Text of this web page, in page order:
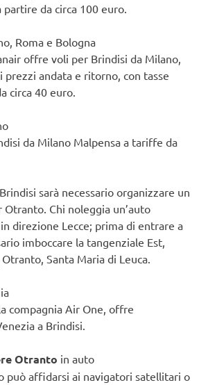
da circa 100 euro.
Roma e Bologna
offre voli per Brindisi da Milano,
prezzi andata e ritorno, con tasse
circa 40 euro.
da Milano Malpensa a tariffe da
sarà necessario organizzare un
Chi noleggia un’auto
direzione Lecce; prima di entrare a
imboccare la tangenziale Est,
Santa Maria di Leuca.
compagnia Air One, offre
a Brindisi.
Otranto in auto
può affidarsi ai navigatori satellitari o